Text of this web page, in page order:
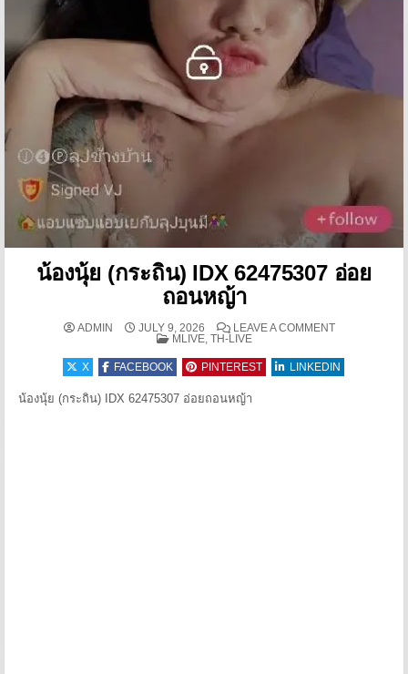
น้องนุ้ย (กระถิน) IDX 62475307 อ่อย
ถอนหญ้า
ADMIN JULY 9, 2026 LEAVE A COMMENTON น้องนุ้ย (ก
POSTED IN
MLIVE, TH-LIVE
X FACEBOOK PINTEREST LINKEDIN
น้องนุ้ย (กระถิน) IDX 62475307 อ่อยถอนหญ้า